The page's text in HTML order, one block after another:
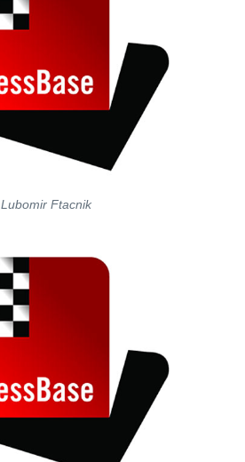
Lubomir Ftacnik